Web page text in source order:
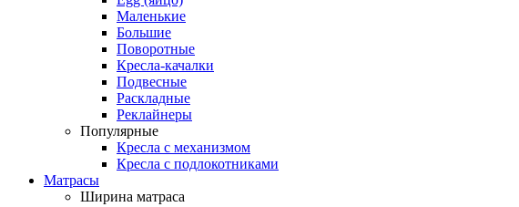
Маленькие
Большие
Поворотные
Кресла-качалки
Подвесные
Раскладные
Реклайнеры
Популярные
Кресла с механизмом
Кресла с подлокотниками
Матрасы
Ширина матраса